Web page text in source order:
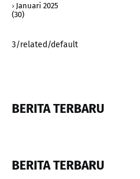
Januari 2025
(30)
3/related/default
BERITA TERBARU
BERITA TERBARU